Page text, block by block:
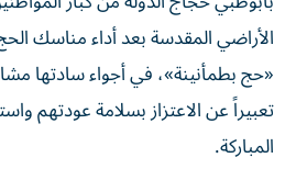
الأراضي المقدسة بعد أداء مناسك
«حج بطمأنينة»، في أجواء سادتها
تعبيراً عن الاعتزاز بسلامة عودتهم
المباركة.